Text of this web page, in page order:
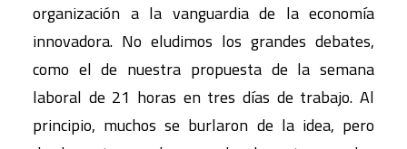
organización a la vanguardia de la economía
innovadora. No eludimos los grandes debates,
como el de nuestra propuesta de la semana
laboral de 21 horas en tres días de trabajo. Al
principio, muchos se burlaron de la idea, pero